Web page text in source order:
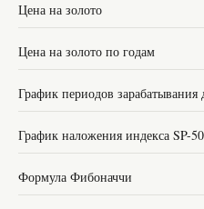
Цена на золото
Цена на золото по годам
График периодов зарабатывания
График наложения индекса SP-
Формула Фибоначчи